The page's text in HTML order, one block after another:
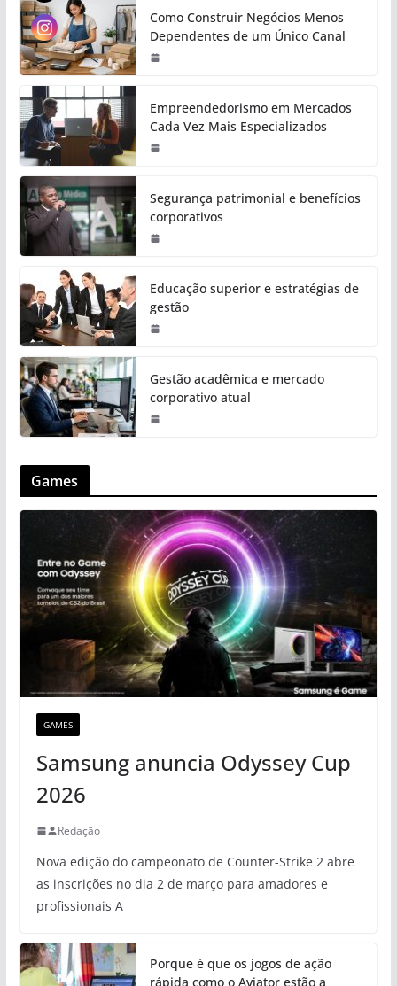
Como Construir Negócios Menos
Dependentes de um Único Canal
Empreendedorismo em Mercados
Cada Vez Mais Especializados
Segurança patrimonial e benefícios
corporativos
Educação superior e estratégias de
gestão
Gestão acadêmica e mercado
corporativo atual
Games
GAMES
Samsung anuncia Odyssey Cup
2026
Redação
Nova edição do campeonato de Counter-Strike 2 abre
as inscrições no dia 2 de março para amadores e
profissionais A
Porque é que os jogos de ação
rápida como o Aviator estão a